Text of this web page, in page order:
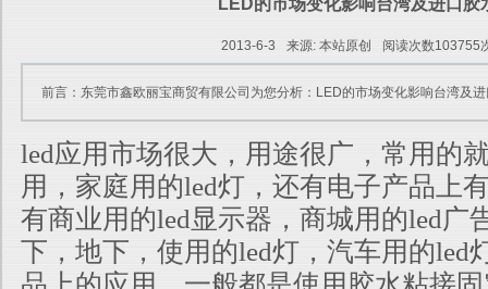
LED的市场变化影响台湾及进口胶
2013-6-3 来源: 本站原创 阅读次数103755
前言：东莞市鑫欧丽宝商贸有限公司为您分析：LED的市场变化影响台湾及
led应用市场很大，用途很广，常用的
用，家庭用的led灯，还有电子产品上
有商业用的led显示器，商城用的led广
下，地下，使用的led灯，汽车用的led